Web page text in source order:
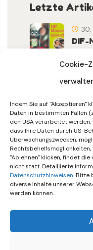
Cookie-
Indem Sie auf "Akzeptieren"
Daten in bestimmten Fällen
den USA verarbeitet
dass Ihre Daten durch US-
Überwachungszwecken,
"Ablehnen" klicken, findet
nicht statt. Detaillierte
Datenschutzhinweisen. Bitte
diverse Inhalte unserer
werden können.
Letzte
DIF-
30.
15.